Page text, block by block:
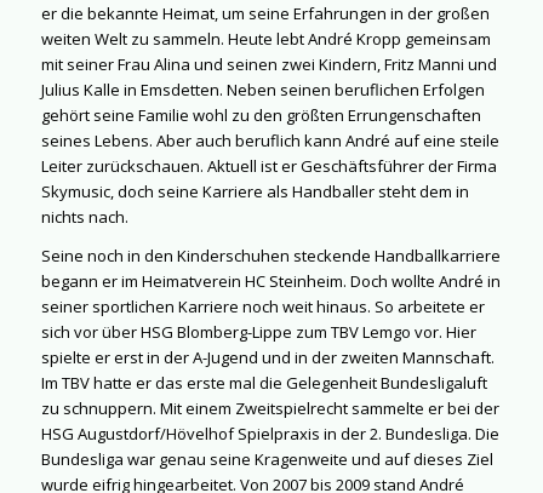
er die bekannte Heimat, um seine Erfahrungen in der großen
weiten Welt zu sammeln. Heute lebt André Kropp gemeinsam
mit seiner Frau Alina und seinen zwei Kindern, Fritz Manni und
Julius Kalle in Emsdetten. Neben seinen beruflichen Erfolgen
gehört seine Familie wohl zu den größten Errungenschaften
seines Lebens. Aber auch beruflich kann André auf eine steile
Leiter zurückschauen. Aktuell ist er Geschäftsführer der Firma
Skymusic, doch seine Karriere als Handballer steht dem in
nichts nach.
Seine noch in den Kinderschuhen steckende Handballkarriere
begann er im Heimatverein HC Steinheim. Doch wollte André in
seiner sportlichen Karriere noch weit hinaus. So arbeitete er
sich vor über HSG Blomberg-Lippe zum TBV Lemgo vor. Hier
spielte er erst in der A-Jugend und in der zweiten Mannschaft.
Im TBV hatte er das erste mal die Gelegenheit Bundesligaluft
zu schnuppern. Mit einem Zweitspielrecht sammelte er bei der
HSG Augustdorf/Hövelhof Spielpraxis in der 2. Bundesliga. Die
Bundesliga war genau seine Kragenweite und auf dieses Ziel
wurde eifrig hingearbeitet. Von 2007 bis 2009 stand André